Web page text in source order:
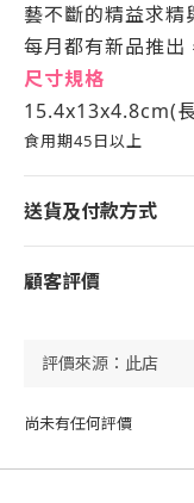
藝不斷的精益求精
每月都有新品推出
尺寸規格
15.4x13x4.8cm(
食用期45日以上
送貨及付款方式
顧客評價
尚未有任何評價